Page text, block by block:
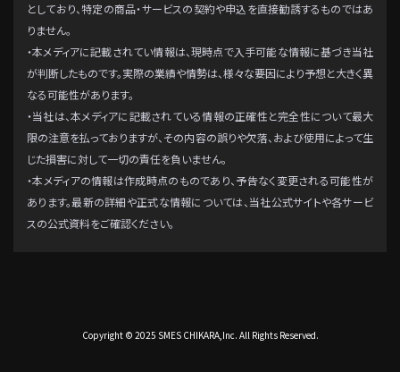
としており、特定の商品・サービスの契約や申込を直接勧誘するものではあ
りません。
・本メディアに記載されてい情報は、現時点で入手可能な情報に基づき当社
が判断したものです。実際の業績や情勢は、様々な要因により予想と大きく異
なる可能性があります。
・当社は、本メディアに記載されている情報の正確性と完全性について最大
限の注意を払っておりますが、その内容の誤りや欠落、および使用によって生
じた損害に対して一切の責任を負いません。
・本メディアの情報は作成時点のものであり、予告なく変更される可能性が
あります。最新の詳細や正式な情報については、当社公式サイトや各サービ
スの公式資料をご確認ください。
Copyright © 2025 SMES CHIKARA,Inc. All Rights Reserved.